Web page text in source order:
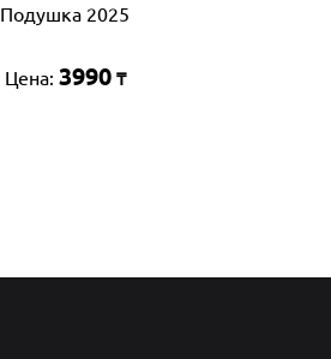
Подушка 2025
Цена: 3990 ₸